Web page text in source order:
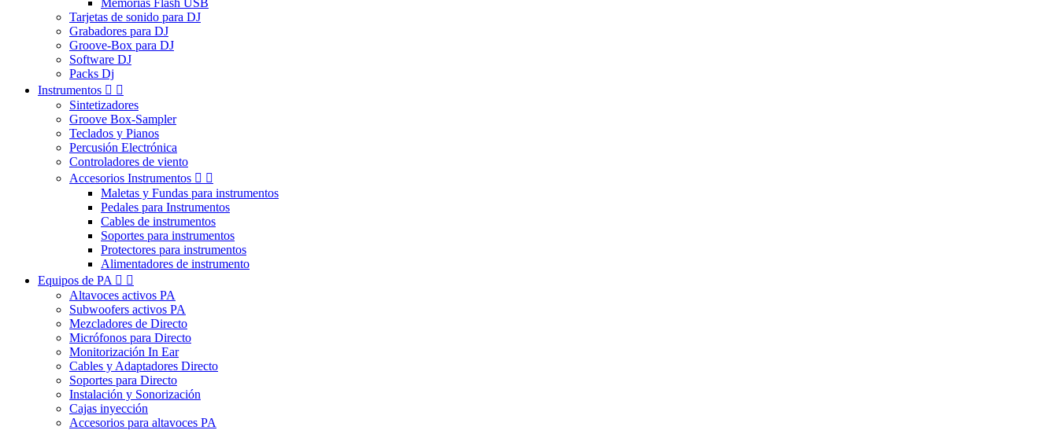
Memorias Flash USB
Tarjetas de sonido para DJ
Grabadores para DJ
Groove-Box para DJ
Software DJ
Packs Dj
Instrumentos  
Sintetizadores
Groove Box-Sampler
Teclados y Pianos
Percusión Electrónica
Controladores de viento
Accesorios Instrumentos  
Maletas y Fundas para instrumentos
Pedales para Instrumentos
Cables de instrumentos
Soportes para instrumentos
Protectores para instrumentos
Alimentadores de instrumento
Equipos de PA  
Altavoces activos PA
Subwoofers activos PA
Mezcladores de Directo
Micrófonos para Directo
Monitorización In Ear
Cables y Adaptadores Directo
Soportes para Directo
Instalación y Sonorización
Cajas inyección
Accesorios para altavoces PA